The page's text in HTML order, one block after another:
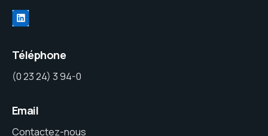
Téléphone
(0 23 24) 3 94-0
Email
Contactez-nous